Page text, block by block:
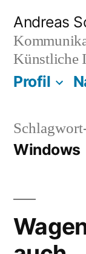
Inhalt
springen
Andreas
Künstliche
Profil
Windows